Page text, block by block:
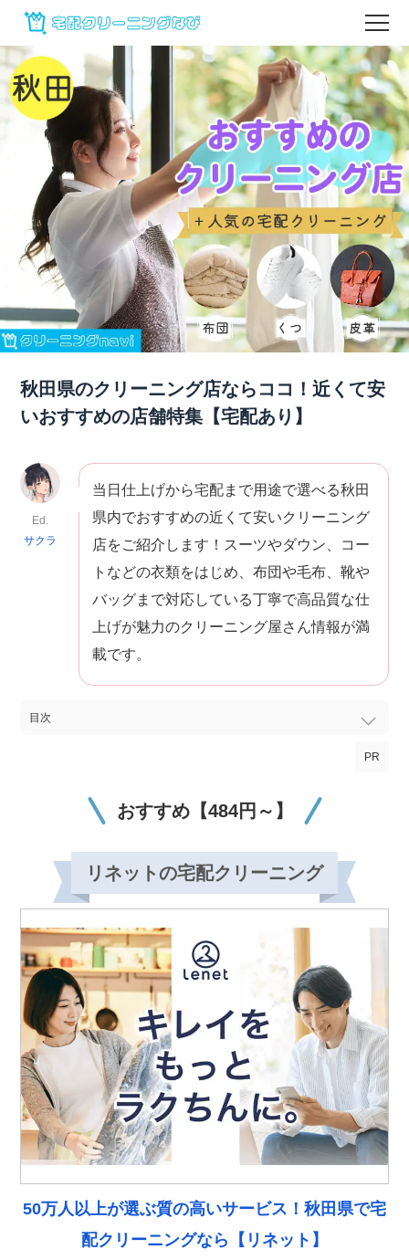
秋田県のクリーニング店ならココ！近くて安
いおすすめの店舗特集【宅配あり】
Ed.
サクラ
当日仕上げから宅配まで用途で選べる秋田
県内でおすすめの近くて安いクリーニング
店をご紹介します！スーツやダウン、コー
トなどの衣類をはじめ、布団や毛布、靴や
バッグまで対応している丁寧で高品質な仕
上げが魅力のクリーニング屋さん情報が満
載です。
目次
PR
おすすめ【484円～】
リネットの宅配クリーニング
50万人以上が選ぶ質の高いサービス！秋田県で宅
配クリーニングなら【リネット】